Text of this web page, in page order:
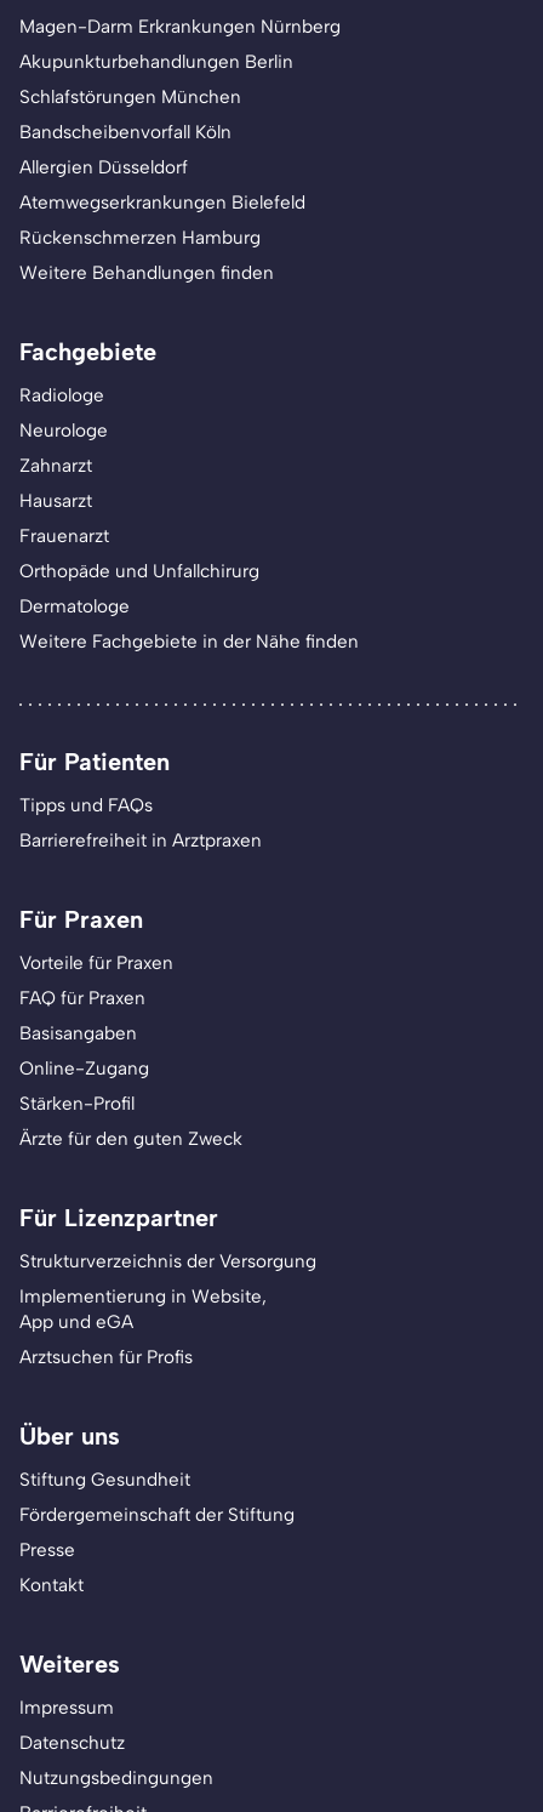
Magen-Darm Erkrankungen Nürnberg
Akupunkturbehandlungen Berlin
Schlafstörungen München
Bandscheibenvorfall Köln
Allergien Düsseldorf
Atemwegserkrankungen Bielefeld
Rückenschmerzen Hamburg
Weitere Behandlungen finden
Fachgebiete
Radiologe
Neurologe
Zahnarzt
Hausarzt
Frauenarzt
Orthopäde und Unfallchirurg
Dermatologe
Weitere Fachgebiete in der Nähe finden
Für Patienten
Tipps und FAQs
Barrierefreiheit in Arztpraxen
Für Praxen
Vorteile für Praxen
FAQ für Praxen
Basisangaben
Online-Zugang
Stärken-Profil
Ärzte für den guten Zweck
Für Lizenzpartner
Strukturverzeichnis der Versorgung
Implementierung in Website,
App und eGA
Arztsuchen für Profis
Über uns
Stiftung Gesundheit
Fördergemeinschaft der Stiftung
Presse
Kontakt
Weiteres
Impressum
Datenschutz
Nutzungsbedingungen